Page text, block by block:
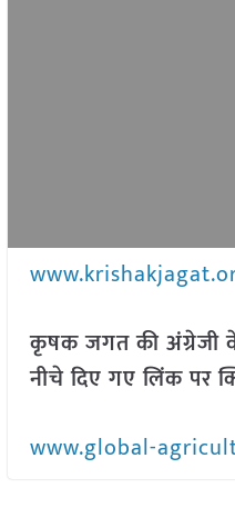
कृषक जगत की अंग्रेजी
नीचे दिए गए लिंक पर
www.global-